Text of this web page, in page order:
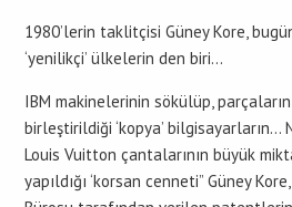
1980’lerin taklitçisi Güney Kore,
‘yenilikçi’ ülkelerin den biri…
IBM makinelerinin sökülüp,
birleştirildiği ‘kopya’ bilgisayarların…
Louis Vuitton çantalarının büyük
yapıldığı ‘korsan cenneti” Güney